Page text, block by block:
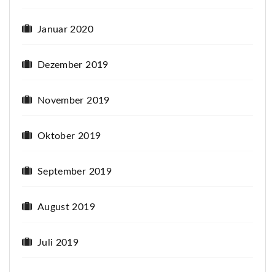
Januar 2020
Dezember 2019
November 2019
Oktober 2019
September 2019
August 2019
Juli 2019